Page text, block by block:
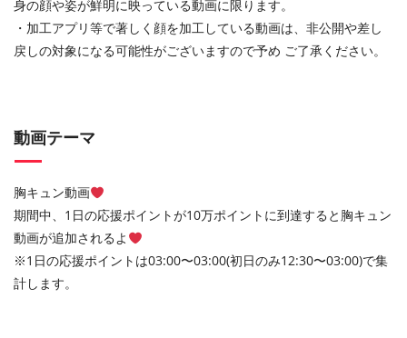
身の顔や姿が鮮明に映っている動画に限ります。
・加工アプリ等で著しく顔を加工している動画は、非公開や差し
戻しの対象になる可能性がございますので予め ご了承ください。
動画テーマ
胸キュン動画
期間中、1日の応援ポイントが10万ポイントに到達すると胸キュン
動画が追加されるよ
※1日の応援ポイントは03:00〜03:00(初日のみ12:30〜03:00)で集
計します。